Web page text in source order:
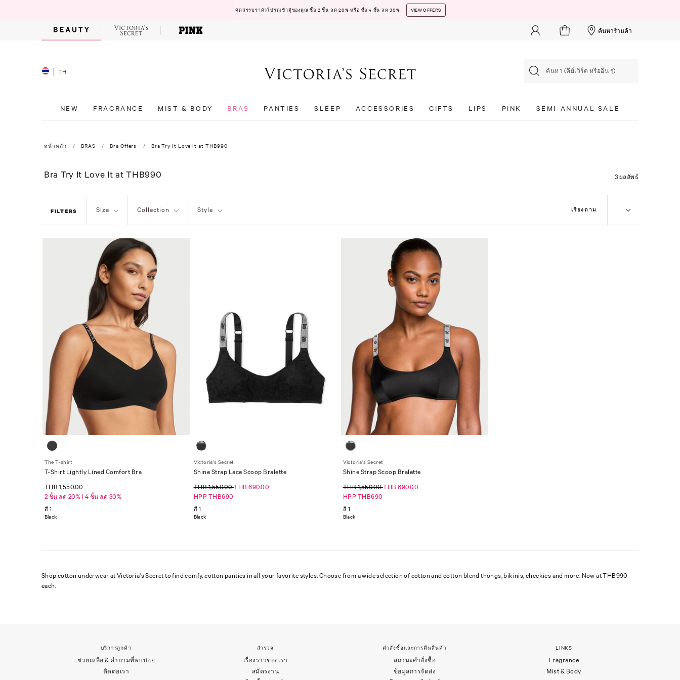
คัดสรรบราตัวโปรดเข้าตู้ของคุณ ซื้อ 2 ชิ้น ลด 20% หรือ ซื้อ 4 ชิ้น ลด 30% VIEW OFFERS
ค้นหาร้านค้า
TH ค้นหา (คีย์เวิร์ด หรืออื่น ๆ)
NEW FRAGRANCE MIST & BODY BRAS PANTIES SLEEP ACCESSORIES GIFTS LIPS PINK SEMI-ANNUAL SALE
หน้าหลัก BRAS Bra Offers Bra Try It Love It at THB990
Bra Try It Love It at THB990 3 ผลลัพธ์
FILTERS Size Collection Style เรียงตาม
The T-shirt
T-Shirt Lightly Lined Comfort Bra
THB 1,550.00
2 ชิ้น ลด 20% | 4 ชิ้น ลด 30%
สี 1
Black
Victoria's Secret
Shine Strap Lace Scoop Bralette
THB 1,550.00THB 690.00
HPP THB690
สี 1
Black
Victoria's Secret
Shine Strap Scoop Bralette
THB 1,550.00THB 690.00
HPP THB690
สี 1
Black
Shop cotton underwear at Victoria's Secret to find comfy, cotton panties in all your favorite styles. Choose from a wide selection of cotton and cotton blend thongs, bikinis, cheekies and more. Now at THB990
each.
บริการลูกค้า
ช่วยเหลือ & คำถามที่พบบ่อย
ติดต่อเรา
สำรวจ
เรื่องราวของเรา
สมัครงาน
คำสั่งซื้อและการคืนสืนค้า
สถานะคำสั่งซื้อ
ข้อมูลการจัดส่ง
LINKS
Fragrance
Mist & Body